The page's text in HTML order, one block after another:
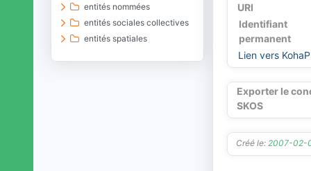
entités nommées
entités sociales collectives
entités spatiales
URI
Identifiant
permanent
Lien vers
Exporter le
SKOS
Créé le: 2007-02-